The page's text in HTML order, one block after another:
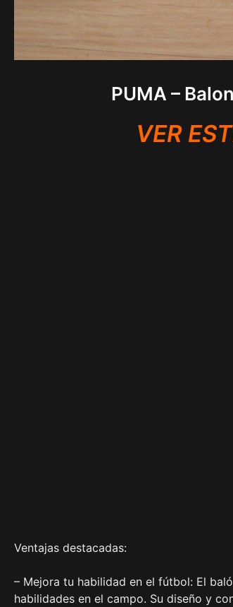
PUMA –
VER
Ventajas destacadas:
– Mejora tu habilidad en el fútbol: El
habilidades en el campo. Su diseño y